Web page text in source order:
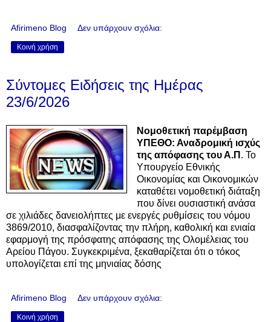
Afirimeno Blog Δεν υπάρχουν σχόλια:
Κοινή χρήση
Σύντομες Ειδήσεις της Ημέρας
23/6/2026
Νομοθετική παρέμβαση
ΥΠΕΘΟ: Αναδρομική ισχύς
της απόφασης του Α.Π . Το
Υπουργείο Εθνικής
Οικονομίας και Οικονομικών
καταθέτει νομοθετική διάταξη
που δίνει ουσιαστική ανάσα
σε χιλιάδες δανειολήπτες με ενεργές ρυθμίσεις του νόμου
3869/2010, διασφαλίζοντας την πλήρη, καθολική και ενιαία
εφαρμογή της πρόσφατης απόφασης της Ολομέλειας του
Αρείου Πάγου. Συγκεκριμένα, ξεκαθαρίζεται ότι ο τόκος
υπολογίζεται επί της μηνιαίας δόσης
Afirimeno Blog Δεν υπάρχουν σχόλια:
Κοινή χρήση